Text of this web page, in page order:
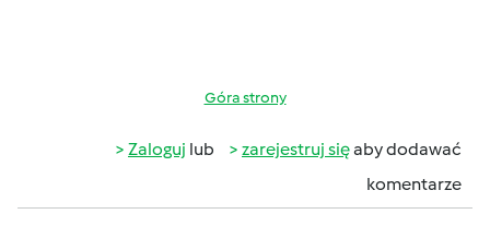
Góra strony
Zaloguj lub zarejestruj sięaby dodawać
komentarze